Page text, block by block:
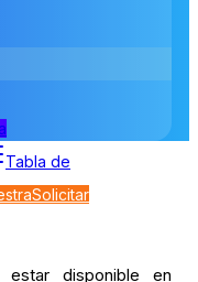
Tabla de
Solicitar
disponible en